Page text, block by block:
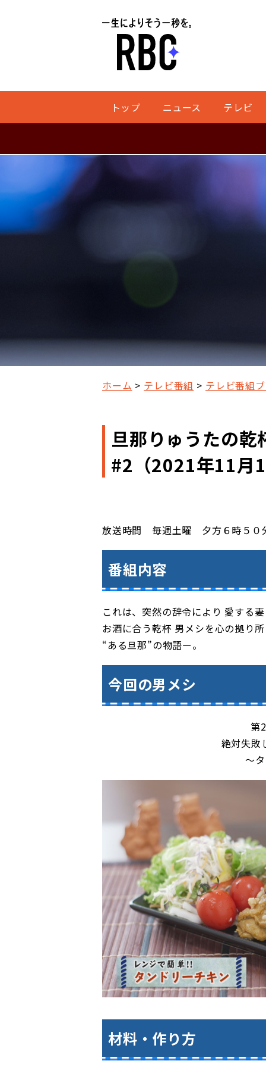
トップ ニュース テレビ
ホーム テレビ番組 テレビ番組
旦那りゅうたの
#2（2021年11月
放送時間 毎週土曜 夕方６時５０
番組内容
これは、突然の辞令により 愛する
お酒に合う乾杯 男メシを心の拠り
“ある旦那”の物語ー。
今回の男メシ
第
絶対失敗
～
材料・作り方